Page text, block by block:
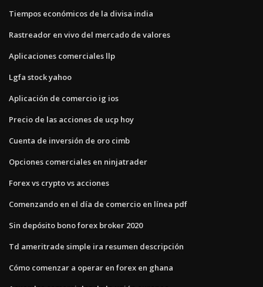
Tiempos económicos de la divisa india
Rastreador en vivo del mercado de valores
Aplicaciones comerciales llp
Lgfa stock yahoo
Aplicación de comercio ig ios
Precio de las acciones de ucp hoy
Cuenta de inversión de oro cimb
Opciones comerciales en ninjatrader
Forex vs crypto vs acciones
Comenzando en el día de comercio en línea pdf
Sin depósito bono forex broker 2020
Td ameritrade simple ira resumen descripción
Cómo comenzar a operar en forex en ghana